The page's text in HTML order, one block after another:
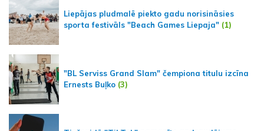
Liepājas pludmalē piekto gadu norisināsies
sporta festivāls "Beach Games Liepaja" (1)
"BL Serviss Grand Slam" čempiona titulu izcīna
Ernests Buļko (3)